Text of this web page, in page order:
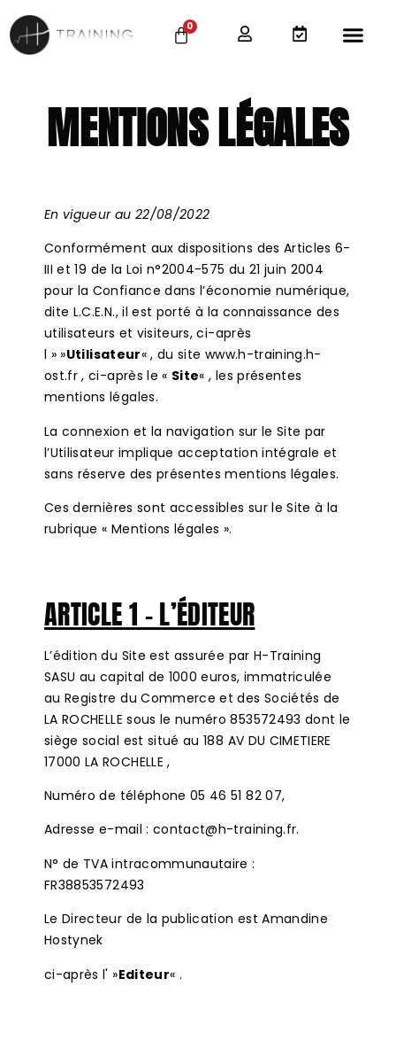
0
MENTIONS LÉGALES
En vigueur au 22/08/2022
Conformément aux dispositions des Articles 6-
III et 19 de la Loi n°2004-575 du 21 juin 2004
pour la Confiance dans l’économie numérique,
dite L.C.E.N., il est porté à la connaissance des
utilisateurs et visiteurs, ci-après
l » »Utilisateur« , du site www.h-training.h-
ost.fr , ci-après le « Site« , les présentes
mentions légales.
La connexion et la navigation sur le Site par
l’Utilisateur implique acceptation intégrale et
sans réserve des présentes mentions légales.
Ces dernières sont accessibles sur le Site à la
rubrique « Mentions légales ».
ARTICLE 1 – L’ÉDITEUR
L’édition du Site est assurée par H-Training
SASU au capital de 1000 euros, immatriculée
au Registre du Commerce et des Sociétés de
LA ROCHELLE sous le numéro 853572493 dont le
siège social est situé au 188 AV DU CIMETIERE
17000 LA ROCHELLE ,
Numéro de téléphone 05 46 51 82 07,
Adresse e-mail : contact@h-training.fr.
N° de TVA intracommunautaire :
FR38853572493
Le Directeur de la publication est Amandine
Hostynek
ci-après l' »Editeur« .